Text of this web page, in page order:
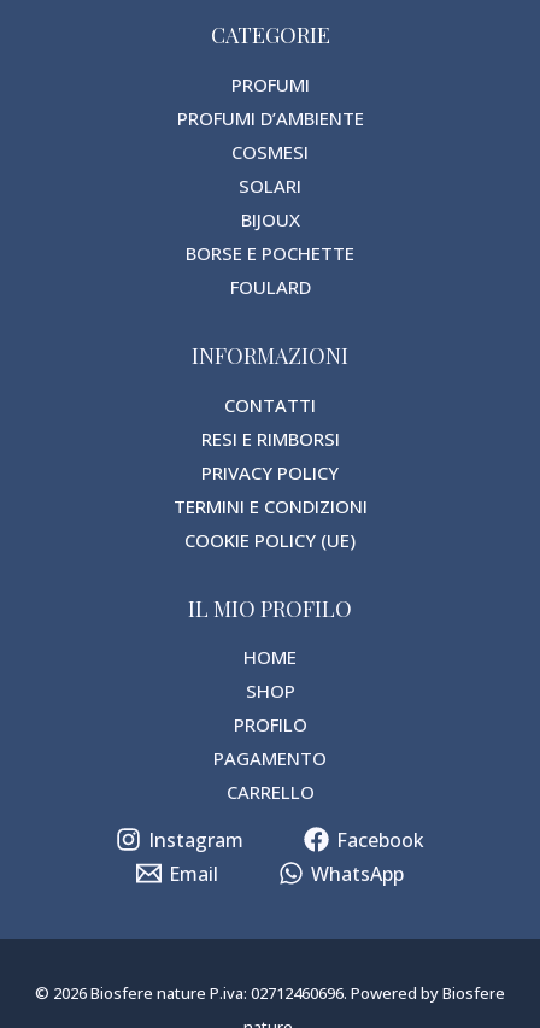
CATEGORIE
PROFUMI
PROFUMI D’AMBIENTE
COSMESI
SOLARI
BIJOUX
BORSE E POCHETTE
FOULARD
INFORMAZIONI
CONTATTI
RESI E RIMBORSI
PRIVACY POLICY
TERMINI E CONDIZIONI
COOKIE POLICY (UE)
IL MIO PROFILO
HOME
SHOP
PROFILO
PAGAMENTO
CARRELLO
Instagram
Facebook
Email
WhatsApp
© 2026 Biosfere nature P.iva: 02712460696. Powered by Biosfere